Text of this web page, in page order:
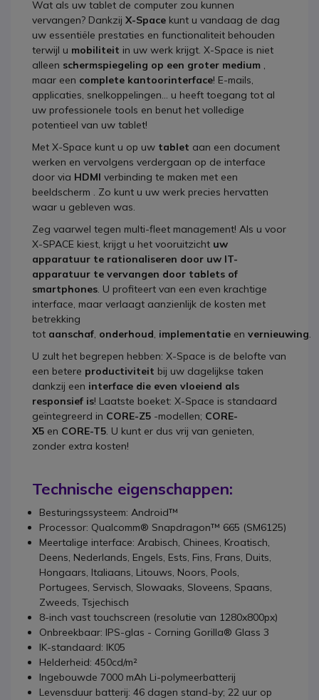
Wat als uw tablet de computer zou kunnen
vervangen? Dankzij X-Space kunt u vandaag de dag
uw essentiële prestaties en functionaliteit behouden
terwijl u mobiliteit in uw werk krijgt. X-Space is niet
alleen schermspiegeling op een groter medium ,
maar een complete kantoorinterface! E-mails,
applicaties, snelkoppelingen... u heeft toegang tot al
uw professionele tools en benut het volledige
potentieel van uw tablet!
Met X-Space kunt u op uw tablet aan een document
werken en vervolgens verdergaan op de interface
door via HDMI verbinding te maken met een
beeldscherm . Zo kunt u uw werk precies hervatten
waar u gebleven was.
Zeg vaarwel tegen multi-fleet management! Als u voor
X-SPACE kiest, krijgt u het vooruitzicht uw
apparatuur te rationaliseren door uw IT-
apparatuur te vervangen door tablets of
smartphones. U profiteert van een even krachtige
interface, maar verlaagt aanzienlijk de kosten met
betrekking
tot aanschaf, onderhoud, implementatie en vernieuwing.
U zult het begrepen hebben: X-Space is de belofte van
een betere productiviteit bij uw dagelijkse taken
dankzij een interface die even vloeiend als
responsief is! Laatste boeket: X-Space is standaard
geïntegreerd in CORE-Z5 -modellen; CORE-
X5 en CORE-T5. U kunt er dus vrij van genieten,
zonder extra kosten!
Technische eigenschappen:
Besturingssysteem: Android™
Processor: Qualcomm® Snapdragon™ 665 (SM6125)
Meertalige interface: Arabisch, Chinees, Kroatisch,
Deens, Nederlands, Engels, Ests, Fins, Frans, Duits,
Hongaars, Italiaans, Litouws, Noors, Pools,
Portugees, Servisch, Slowaaks, Sloveens, Spaans,
Zweeds, Tsjechisch
8-inch vast touchscreen (resolutie van 1280x800px)
Onbreekbaar: IPS-glas - Corning Gorilla® Glass 3
IK-standaard: IK05
Helderheid: 450cd/m²
Ingebouwde 7000 mAh Li-polymeerbatterij
Levensduur batterij: 46 dagen stand-by; 22 uur op